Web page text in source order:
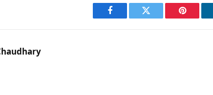
Facebook Twitter Pinterest